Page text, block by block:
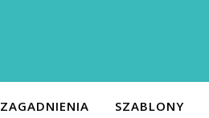
ZAGADNIENIA SZABLONY